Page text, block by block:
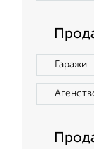
Гаражи